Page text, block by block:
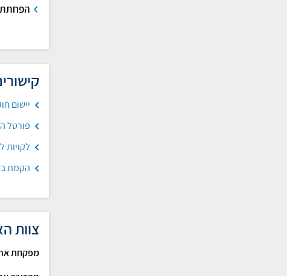
הפחתת
יישום
פורטל
הקמת
צוות
מפקחת